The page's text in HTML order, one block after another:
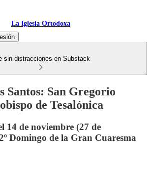
La Iglesia Ortodoxa
sin distracciones en Substack
Santos: San Gregorio
de Tesalónica
14 de noviembre (27 de
Domingo de la Gran Cuaresma